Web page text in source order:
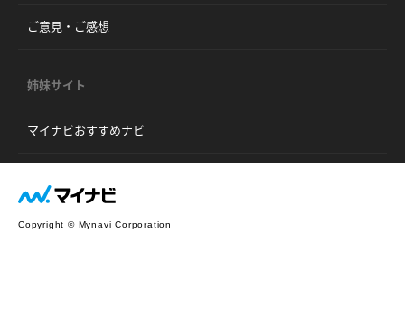
ご意見・ご感想
姉妹サイト
マイナビおすすめナビ
Copyright © Mynavi Corporation